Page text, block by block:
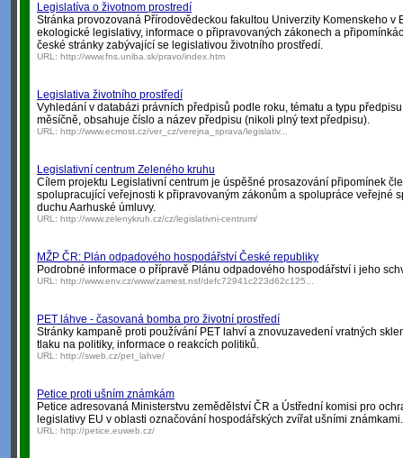
Legislatíva o životnom prostredí
Stránka provozovaná Přírodovědeckou fakultou Univerzity Komenskeho v
ekologické legislativy, informace o připravovaných zákonech a
české stránky zabývající se legislativou životního prostředí.
URL: http://www.fns.uniba.sk/pravo/index.htm
Legislativa životního prostředí
Vyhledání v databázi právních předpisů podle roku, tématu a typu
měsíčně, obsahuje číslo a název předpisu (nikoli plný text předpisu).
URL: http://www.ecmost.cz/ver_cz/verejna_sprava/legislativ...
Legislativní centrum Zeleného kruhu
Cílem projektu Legislativní centrum je úspěšné prosazování připomínek
spolupracující veřejnosti k připravovaným zákonům a spolupráce veřejné
duchu Aarhuské úmluvy.
URL: http://www.zelenykruh.cz/cz/legislativni-centrum/
MŽP ČR: Plán odpadového hospodářství České republiky
Podrobné informace o přípravě Plánu odpadového hospodářství i jeho
URL: http://www.env.cz/www/zamest.nsf/defc72941c223d62c125...
PET láhve - časovaná bomba pro životní prostředí
Stránky kampaně proti používání PET lahví a znovuzavedení vratných
tlaku na politiky, informace o reakcích politiků.
URL: http://sweb.cz/pet_lahve/
Petice proti ušním známkám
Petice adresovaná Ministerstvu zemědělství ČR a Ústřední komisi pro
legislativy EU v oblasti označování hospodářských zvířat ušními známkami.
URL: http://petice.euweb.cz/